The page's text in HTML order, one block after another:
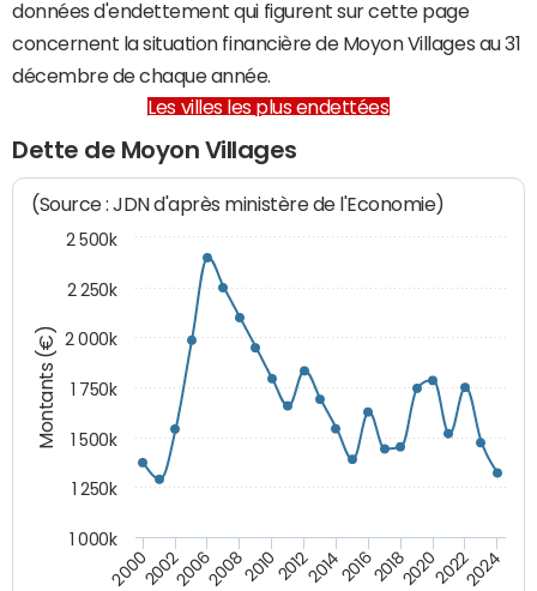
données d'endettement qui figurent sur cette page
concernent la situation financière de Moyon Villages au 31
décembre de chaque année.
Les villes les plus endettées
Dette de Moyon Villages
Montants (€)
(Source : JDN d'après ministère de l'Economie)
200020022006200820102012201420162018202020222024
1 000k
1 250k
1 500k
1 750k
2 000k
2 250k
2 500k